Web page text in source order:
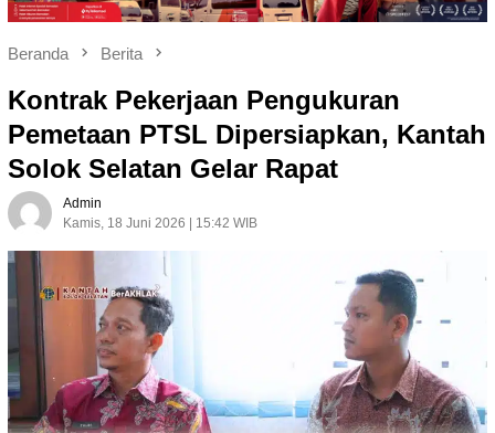
Beranda Berita
Kontrak Pekerjaan Pengukuran
Pemetaan PTSL Dipersiapkan, Kantah
Solok Selatan Gelar Rapat
Admin
Kamis, 18 Juni 2026 | 15:42 WIB